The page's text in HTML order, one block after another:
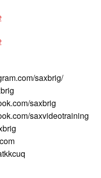
saxbrig/
saxbrig
saxvideotraining